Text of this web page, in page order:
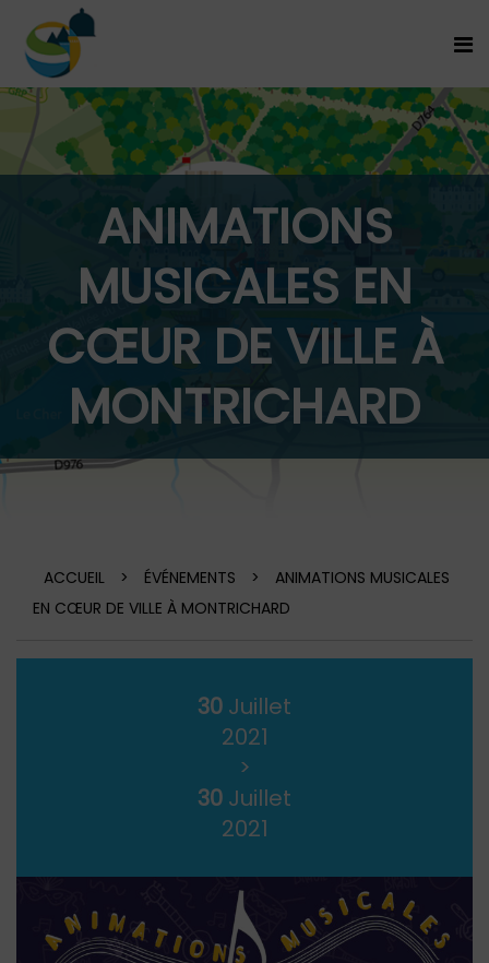
ANIMATIONS
MUSICALES EN
CŒUR DE VILLE À
MONTRICHARD
ACCUEIL > ÉVÉNEMENTS >
ANIMATIONS MUSICALES
EN CŒUR DE VILLE À MONTRICHARD
30 Juillet
2021
>
30 Juillet
2021